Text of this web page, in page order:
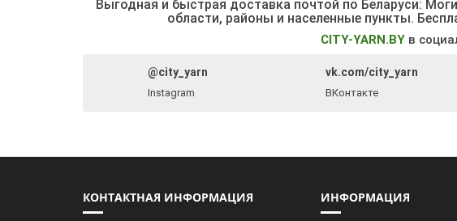
CITY-YARN.BYв
vk.com/city_yarn